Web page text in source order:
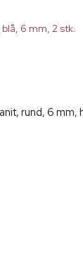
6 mm, 2 stk.
rund, 6 mm,